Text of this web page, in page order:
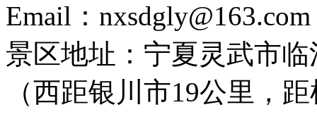
Email：nxsdgly@163.com
景区地址：宁夏灵武市
（西距银川市19公里，